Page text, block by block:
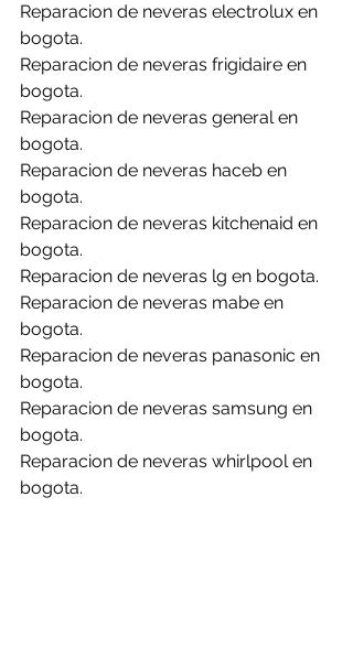
Reparacion de neveras electrolux en
bogota.
Reparacion de neveras frigidaire en
bogota.
Reparacion de neveras general en
bogota.
Reparacion de neveras haceb en
bogota.
Reparacion de neveras kitchenaid en
bogota.
Reparacion de neveras lg en bogota.
Reparacion de neveras mabe en
bogota.
Reparacion de neveras panasonic en
bogota.
Reparacion de neveras samsung en
bogota.
Reparacion de neveras whirlpool en
bogota.